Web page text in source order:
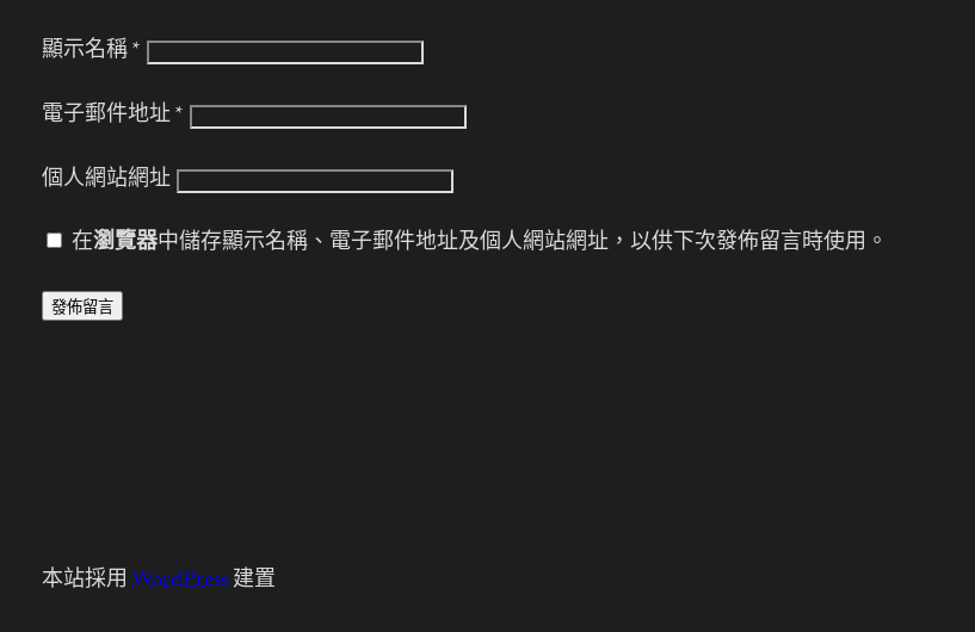
顯示名稱 *
電子郵件地址 *
個人網站網址
在瀏覽器中儲存顯示名稱、電子郵件地址及個人網站網址，以供下次發佈留言時使用。
本站採用WordPress建置